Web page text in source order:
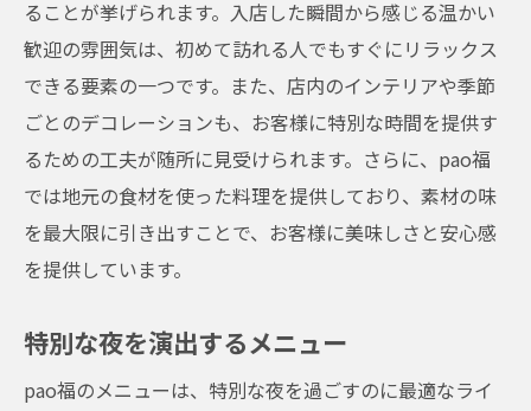
ることが挙げられます。入店した瞬間から感じる温かい
歓迎の雰囲気は、初めて訪れる人でもすぐにリラックス
できる要素の一つです。また、店内のインテリアや季節
ごとのデコレーションも、お客様に特別な時間を提供す
るための工夫が随所に見受けられます。さらに、pao福
では地元の食材を使った料理を提供しており、素材の味
を最大限に引き出すことで、お客様に美味しさと安心感
を提供しています。
特別な夜を演出するメニュー
pao福のメニューは、特別な夜を過ごすのに最適なライ